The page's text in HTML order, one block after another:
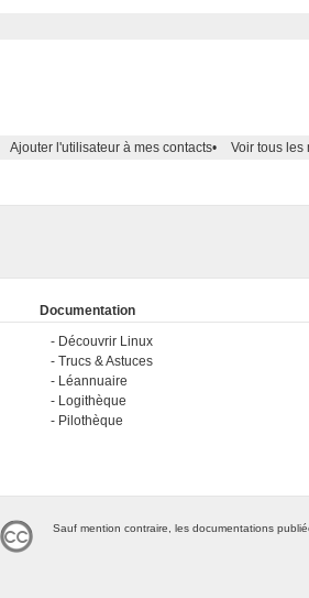
Ajouter l'utilisateur à mes contacts• Voir tous les
Documentation
Découvrir Linux
Trucs & Astuces
Léannuaire
Logithèque
Pilothèque
Sauf mention contraire, les documentations